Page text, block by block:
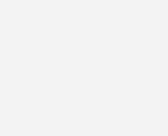
[GK] Oubliez Crazy Taxi,
[LS] [Switch] NSZ 5.0.0
[GK] No More Room in
[GK] Un chatbot Atelier
[GK] Mémoire cash -
[GK] Nvidia : le prix des
[GK] Suikoden Star Leap
[Mo5] La mini borne
[GK] Atari renoue avec les